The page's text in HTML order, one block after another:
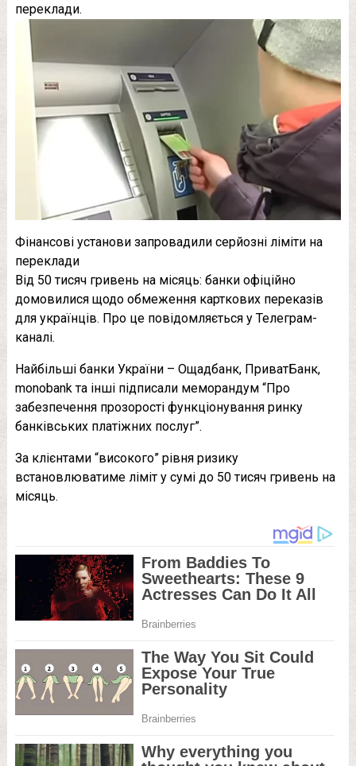
переклади.
Фінансові установи запровадили серйозні ліміти на
переклади
Від 50 тисяч гривень на місяць: банки офіційно
домовилися щодо обмеження карткових переказів
для українців. Про це повідомляється у Телеграм-
каналі.
Найбільші банки України – Ощадбанк, ПриватБанк,
monobank та інші підписали меморандум “Про
забезпечення прозорості функціонування ринку
банківських платіжних послуг”.
За клієнтами “високого” рівня ризику
встановлюватиме ліміт у сумі до 50 тисяч гривень на
місяць.